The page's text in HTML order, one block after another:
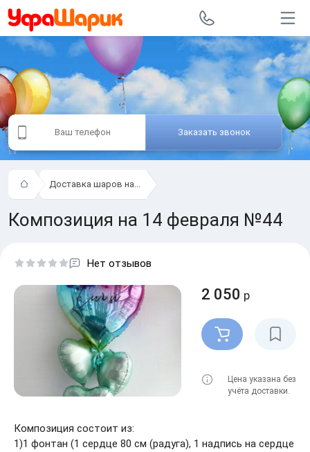
Заказать звонок
Доставка шаров на...
Композиция на 14 февраля №44
Нет отзывов
2 050 р
Цена указана без
учёта доставки.
Композиция состоит из:
1)1 фонтан (1 сердце 80 см (радуга), 1 надпись на сердце